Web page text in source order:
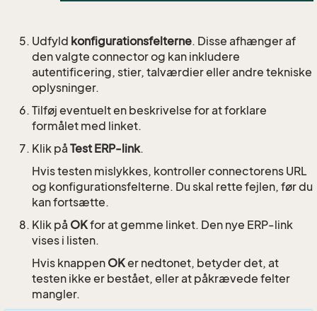
Udfyld konfigurationsfelterne. Disse afhænger af
den valgte connector og kan inkludere
autentificering, stier, talværdier eller andre tekniske
oplysninger.
Tilføj eventuelt en beskrivelse for at forklare
formålet med linket.
Klik på Test ERP-link.
Hvis testen mislykkes, kontroller connectorens URL
og konfigurationsfelterne. Du skal rette fejlen, før du
kan fortsætte.
Klik på OKfor at gemme linket. Den nye ERP-link
vises i listen.
Hvis knappen OKer nedtonet, betyder det, at
testen ikke er bestået, eller at påkrævede felter
mangler.